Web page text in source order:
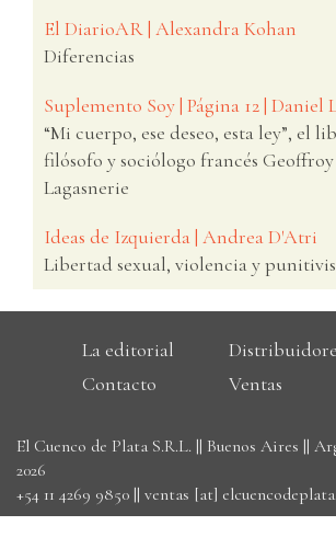
El DiarioAR | Alexandra Kohan
Diferencias
Suplemento Soy | Página 12 | Daniel
“Mi cuerpo, ese deseo, esta ley”, el
filósofo y sociólogo francés
Lagasnerie
Ideas de Izquierda | Andrea D'Atri
Libertad sexual, violencia y
La editorial
Contacto
Ventas
El Cuenco de Plata S.R.L. || Buenos Aires ||
2026
+54 11 4269 9850 || ventas [at]